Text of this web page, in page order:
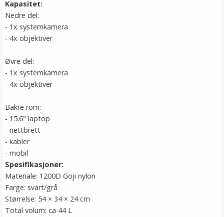
Kapasitet:
Nedre del:
- 1x systemkamera
- 4x objektiver
Øvre del:
- 1x systemkamera
- 4x objektiver
Bakre rom:
- 15.6" laptop
- nettbrett
- kabler
- mobil
Spesifikasjoner:
Materiale: 1200D Goji nylon
Farge: svart/grå
Størrelse: 54 × 34 × 24 cm
Total volum: ca 44 L